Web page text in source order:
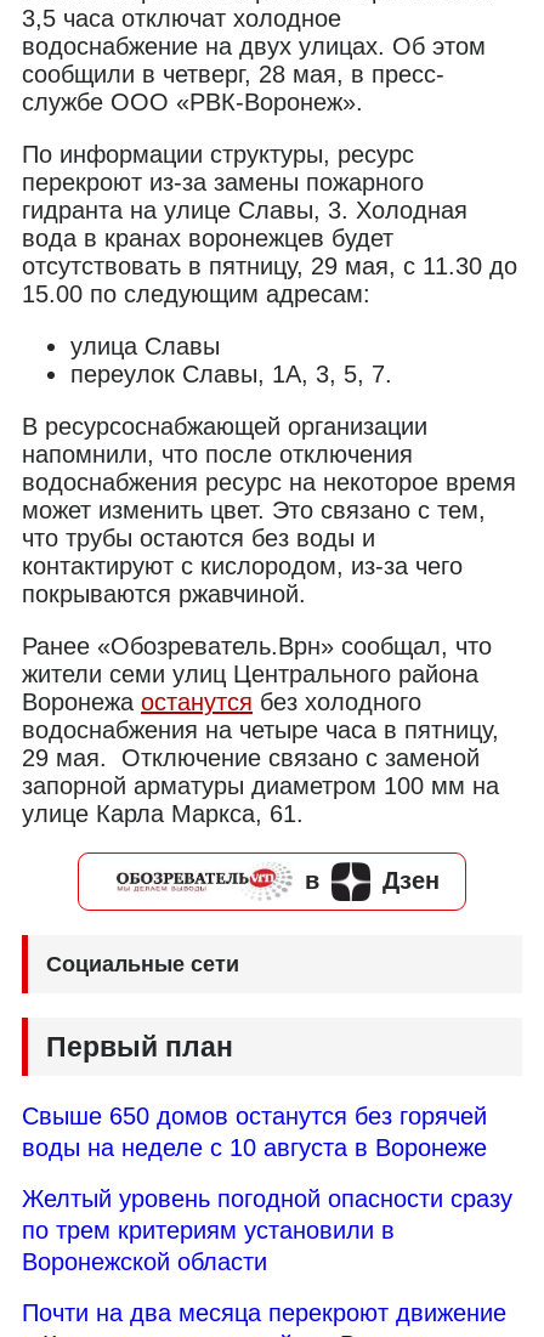
3,5 часа отключат холодное
водоснабжение на двух улицах. Об этом
сообщили в четверг, 28 мая, в пресс-
службе ООО «РВК-Воронеж».
По информации структуры, ресурс
перекроют из-за замены пожарного
гидранта на улице Славы, 3. Холодная
вода в кранах воронежцев будет
отсутствовать в пятницу, 29 мая, с 11.30 до
15.00 по следующим адресам:
улица Славы
переулок Славы, 1А, 3, 5, 7.
В ресурсоснабжающей организации
напомнили, что после отключения
водоснабжения ресурс на некоторое время
может изменить цвет. Это связано с тем,
что трубы остаются без воды и
контактируют с кислородом, из-за чего
покрываются ржавчиной.
Ранее «Обозреватель.Врн» сообщал, что
жители семи улиц Центрального района
Воронежа останутся без холодного
водоснабжения на четыре часа в пятницу,
29 мая. Отключение связано с заменой
запорной арматуры диаметром 100 мм на
улице Карла Маркса, 61.
в Дзен
Социальные сети
Первый план
Свыше 650 домов останутся без горячей
воды на неделе с 10 августа в Воронеже
Желтый уровень погодной опасности сразу
по трем критериям установили в
Воронежской области
Почти на два месяца перекроют движение